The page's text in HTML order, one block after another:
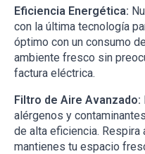
Eficiencia Energética:
con la última tecnología
óptimo con un consumo
ambiente fresco sin
factura eléctrica.
Filtro de Aire Avanzado:
alérgenos y
de alta eficiencia. Respira
mantienes tu espacio